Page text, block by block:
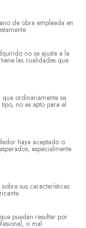
de obra empleada en
no se ajusta a la
las cualidades que
ordinariamente se
no es apto para el
haya aceptado o
especialmente
sus características
puedan resultar por
o mal